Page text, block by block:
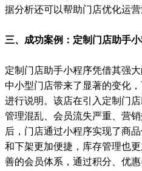
据分析还可以帮助门店优化运营
三、成功案例：定制门店助手
定制门店助手小程序凭借其强
中小型门店带来了显著的变化
进行说明。该店在引入定制门
管理混乱、会员流失严重、营
后，门店通过小程序实现了商
和下架更加便捷，库存管理也
善的会员体系，通过积分、优